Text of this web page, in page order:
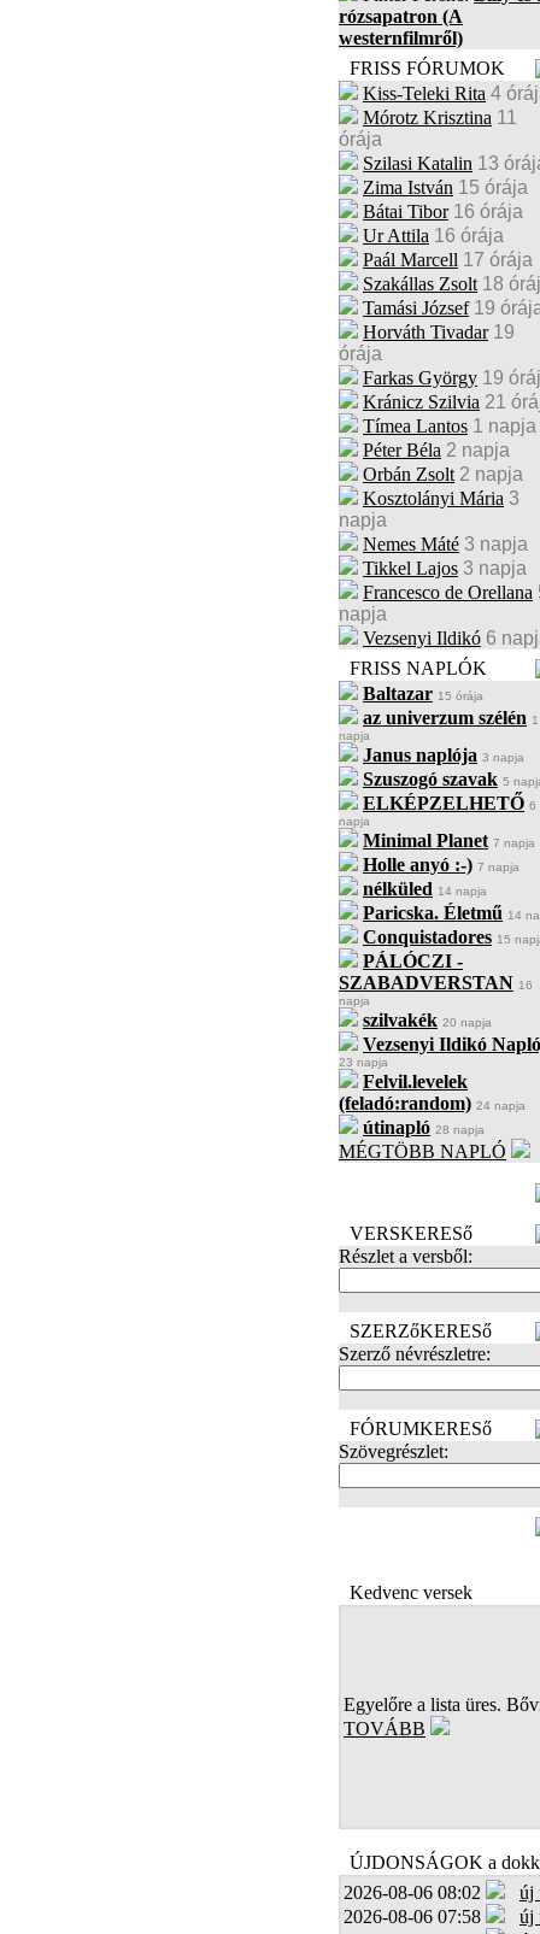
rózsapatron (A
westernfilmről)
FRISS FÓRUMOK
Kiss-Teleki Rita 4
Mórotz Krisztina 11
órája
Szilasi Katalin 13
Zima István 15 órája
Bátai Tibor 16 órája
Ur Attila 16 órája
Paál Marcell 17 órája
Szakállas Zsolt 18
Tamási József 19
Horváth Tivadar 19
órája
Farkas György 19
Kránicz Szilvia 21
Tímea Lantos 1 napja
Péter Béla 2 napja
Orbán Zsolt 2 napja
Kosztolányi Mária 3
napja
Nemes Máté 3 napja
Tikkel Lajos 3 napja
Francesco de Orellana
napja
Vezsenyi Ildikó 6
FRISS NAPLÓK
Baltazar 15 órája
az univerzum szélén 1
napja
Janus naplója 3 napja
Szuszogó szavak 5
ELKÉPZELHETŐ 6
napja
Minimal Planet 7 napja
Holle anyó :-) 7 napja
nélküled 14 napja
Paricska. Életmű 14
Conquistadores 15
PÁLÓCZI -
SZABADVERSTAN 16
napja
szilvakék 20 napja
Vezsenyi Ildikó
23 napja
Felvil.levelek
(feladó:random) 24 napja
útinapló 28 napja
MÉGTÖBB NAPLÓ
VERSKERESő
Részlet a versből:
SZERZőKERESő
Szerző névrészletre:
FÓRUMKERESő
Szövegrészlet:
Kedvenc versek
Egyelőre a lista üres.
TOVÁBB
ÚJDONSÁGOK a
2026-08-06 08:02
új
2026-08-06 07:58
új